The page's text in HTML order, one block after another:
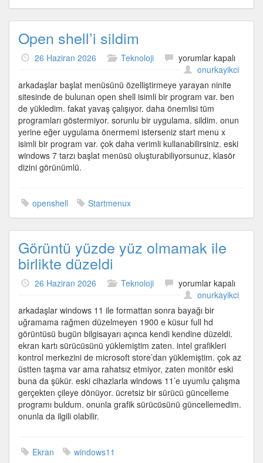
Open shell’i sildim
26 Haziran 2026 Teknoloji
Open
shell’i
sildim
için
yorumlar kapalı
onurkayikci
arkadaşlar başlat menüsünü özelliştirmeye yarayan ninite
sitesinde de bulunan open shell isimli bir program var. ben
de yükledim. fakat yavaş çalışıyor. daha önemlisi tüm
programları göstermiyor. sorunlu bir uygulama. sildim. onun
yerine eğer uygulama önermemi isterseniz start menu x
isimli bir program var. çok daha verimli kullanabilirsiniz. eski
windows 7 tarzı başlat menüsü oluşturabiliyorsunuz, klasör
dizini görünümlü.
openshell Startmenux
Görüntü yüzde yüz olmamak ile
birlikte düzeldi
26 Haziran 2026 Teknoloji
Görüntü
yüzde
yüz
olmamak
ile
birlikte
düzeldi
için
yorumlar kapalı
onurkayikci
arkadaşlar windows 11 ile formattan sonra bayağı bir
uğramama rağmen düzelmeyen 1900 e küsur full hd
görüntüsü bugün bilgisayarı açınca kendi kendine düzeldi.
ekran kartı sürücüsünü yüklemiştim zaten. intel grafikleri
kontrol merkezini de microsoft store’dan yüklemiştim. çok az
üstten taşma var ama rahatsız etmiyor, zaten monitör eski
buna da şükür. eski cihazlarla windows 11’e uyumlu çalışma
gerçekten çileye dönüyor. ücretsiz bir sürücü güncelleme
programı buldum. onunla grafik sürücüsünü güncellemedim.
onunla da ilgili olabilir.
Ekran windows11